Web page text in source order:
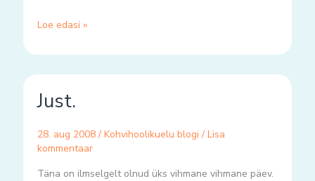
Loe edasi »
Just.
28. aug 2008 / Kohvihoolikuelu blogi / Lisa
kommentaar
Täna on ilmselgelt olnud üks vihmane vihmane päev.